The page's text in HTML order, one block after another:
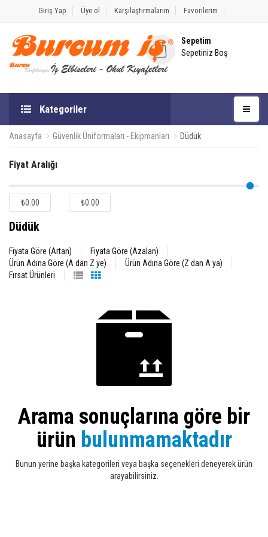
Giriş Yap Üye ol Karşılaştırmalarım Favorilerim
Sepetim
Sepetiniz Boş
Kategoriler
Anasayfa Güvenlik Üniformaları - Ekipmanları Düdük
Fiyat Aralığı
₺0.00 ₺0.00
Düdük
Fiyata Göre (Artan)
Fiyata Göre (Azalan)
Ürün Adına Göre (A dan Z ye)
Ürün Adına Göre (Z dan A ya)
Fırsat Ürünleri
Arama sonuçlarına göre bir
ürün bulunmamaktadır
Bunun yerine başka kategorileri veya başka seçenekleri deneyerek ürün
arayabilirsiniz.